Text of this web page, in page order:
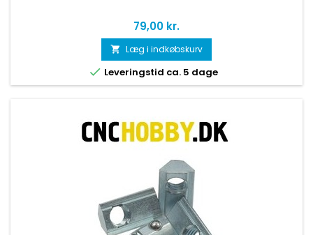
Pris
79,00 kr.
 Læg i indkøbskurv
 Leveringstid ca. 5 dage